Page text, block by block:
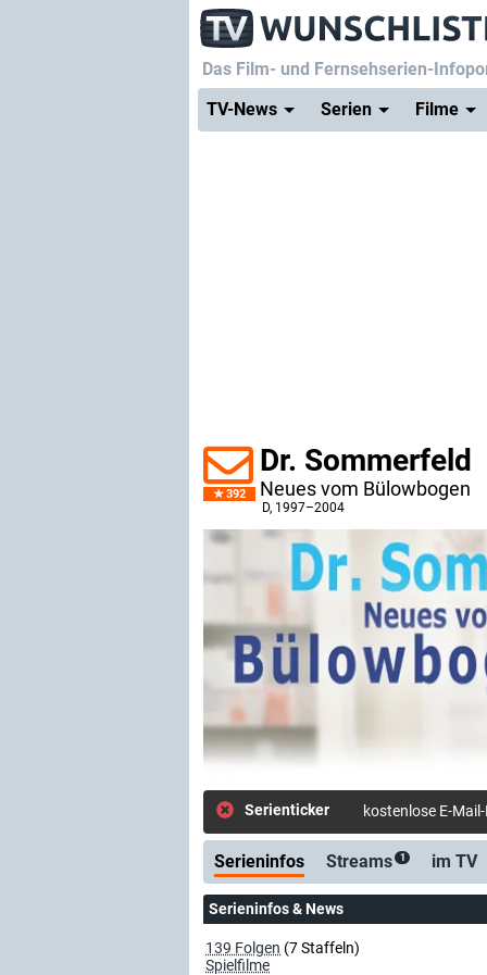
Das Film- und Fernsehserien-
TV-News
Serien Filme
392
Dr. Sommerfeld
Neues vom Bülowbogen
D, 1997–2004
Serienticker kostenlose E-
Serieninfos Streams 1 im TV
Serieninfos & News
139 Folgen (7 Staffeln)
Spielfilme